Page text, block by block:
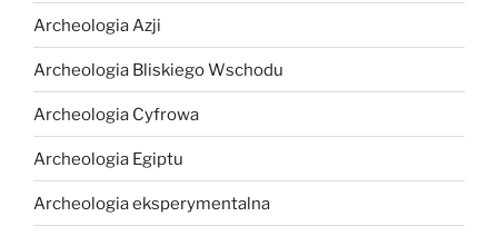
Archeologia Azji
Archeologia Bliskiego Wschodu
Archeologia Cyfrowa
Archeologia Egiptu
Archeologia eksperymentalna